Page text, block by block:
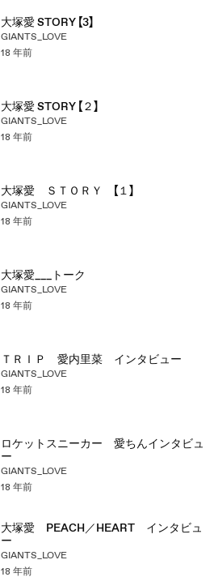
大塚愛 STORY 【3】
GIANTS_LOVE
18 年前
大塚愛 STORY 【２】
GIANTS_LOVE
18 年前
大塚愛 ＳＴＯＲＹ 【１】
GIANTS_LOVE
18 年前
大塚愛___トーク
GIANTS_LOVE
18 年前
ＴＲＩＰ 愛内里菜 インタビュー
GIANTS_LOVE
18 年前
ロケットスニーカー 愛ちんインタビュ
ー
GIANTS_LOVE
18 年前
大塚愛 PEACH／HEART インタビュ
ー
GIANTS_LOVE
18 年前